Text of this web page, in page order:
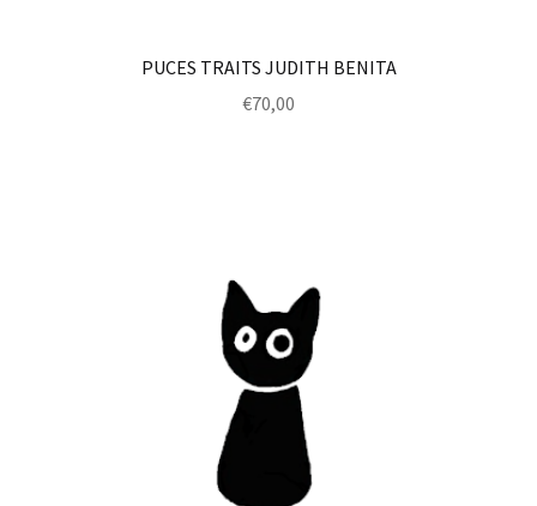
PUCES TRAITS JUDITH BENITA
€70,00